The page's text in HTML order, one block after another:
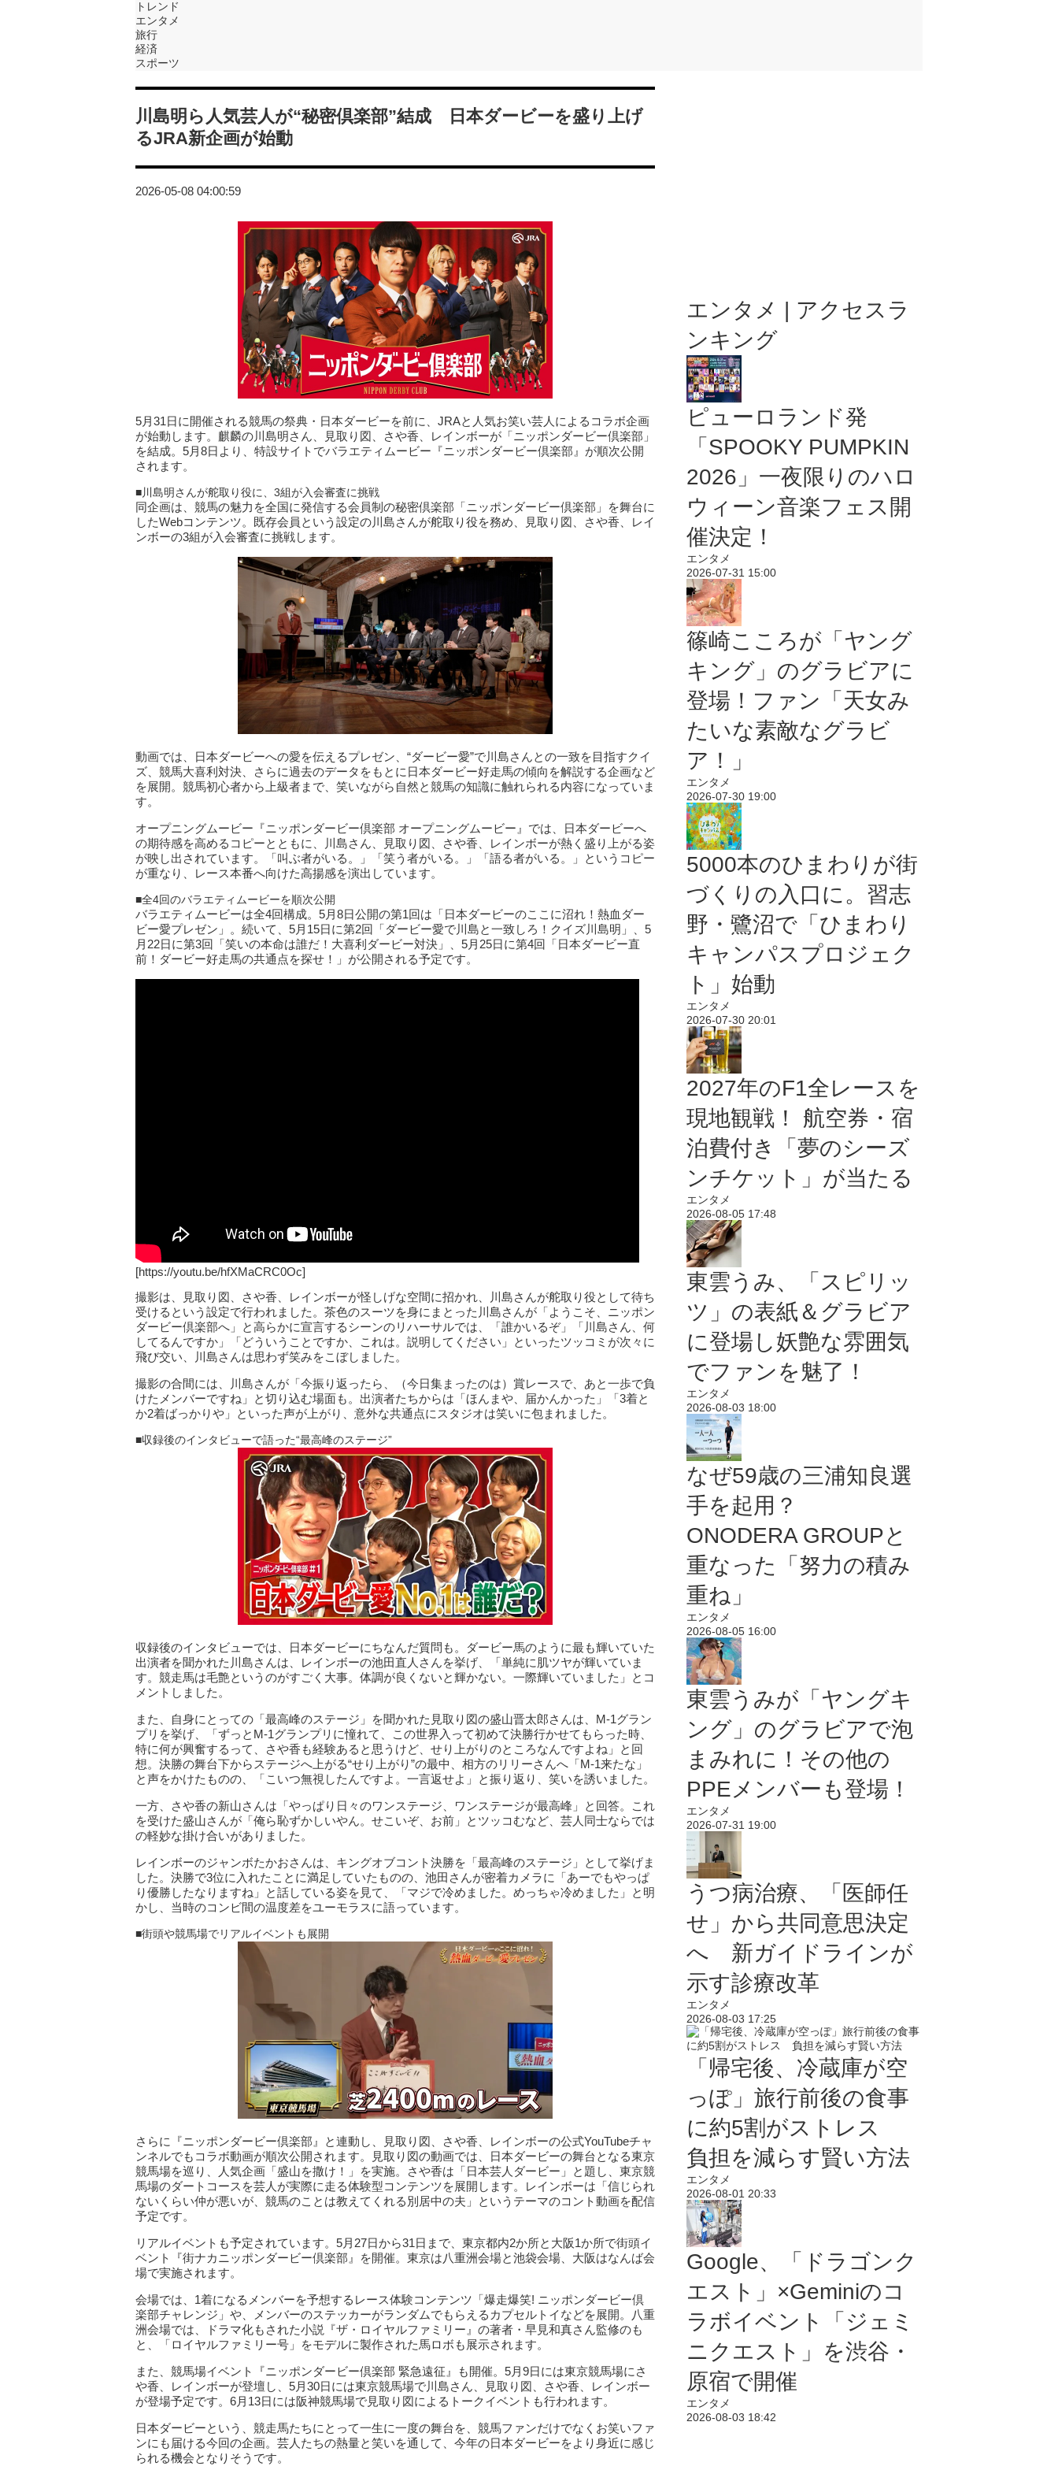
トレンド
エンタメ
旅行
経済
スポーツ
川島明ら人気芸人が“秘密倶楽部”結成 日本ダービーを盛り上げ
るJRA新企画が始動
2026-05-08 04:00:59
5月31日に開催される競馬の祭典・日本ダービーを前に、JRAと人気お笑い芸人によるコラボ企画
が始動します。麒麟の川島明さん、見取り図、さや香、レインボーが「ニッポンダービー倶楽部」
を結成。5月8日より、特設サイトでバラエティムービー『ニッポンダービー倶楽部』が順次公開
されます。
■川島明さんが舵取り役に、3組が入会審査に挑戦
同企画は、競馬の魅力を全国に発信する会員制の秘密倶楽部「ニッポンダービー倶楽部」を舞台に
したWebコンテンツ。既存会員という設定の川島さんが舵取り役を務め、見取り図、さや香、レイ
ンボーの3組が入会審査に挑戦します。
動画では、日本ダービーへの愛を伝えるプレゼン、“ダービー愛”で川島さんとの一致を目指すクイ
ズ、競馬大喜利対決、さらに過去のデータをもとに日本ダービー好走馬の傾向を解説する企画など
を展開。競馬初心者から上級者まで、笑いながら自然と競馬の知識に触れられる内容になっていま
す。
オープニングムービー『ニッポンダービー倶楽部 オープニングムービー』では、日本ダービーへ
の期待感を高めるコピーとともに、川島さん、見取り図、さや香、レインボーが熱く盛り上がる姿
が映し出されています。「叫ぶ者がいる。」「笑う者がいる。」「語る者がいる。」というコピー
が重なり、レース本番へ向けた高揚感を演出しています。
■全4回のバラエティムービーを順次公開
バラエティムービーは全4回構成。5月8日公開の第1回は「日本ダービーのここに沼れ！熱血ダー
ビー愛プレゼン」。続いて、5月15日に第2回「ダービー愛で川島と一致しろ！クイズ川島明」、5
月22日に第3回「笑いの本命は誰だ！大喜利ダービー対決」、5月25日に第4回「日本ダービー直
前！ダービー好走馬の共通点を探せ！」が公開される予定です。
[https://youtu.be/hfXMaCRC0Oc]
撮影は、見取り図、さや香、レインボーが怪しげな空間に招かれ、川島さんが舵取り役として待ち
受けるという設定で行われました。茶色のスーツを身にまとった川島さんが「ようこそ、ニッポン
ダービー倶楽部へ」と高らかに宣言するシーンのリハーサルでは、「誰かいるぞ」「川島さん、何
してるんですか」「どういうことですか、これは。説明してください」といったツッコミが次々に
飛び交い、川島さんは思わず笑みをこぼしました。
撮影の合間には、川島さんが「今振り返ったら、（今日集まったのは）賞レースで、あと一歩で負
けたメンバーですね」と切り込む場面も。出演者たちからは「ほんまや、届かんかった」「3着と
か2着ばっかりや」といった声が上がり、意外な共通点にスタジオは笑いに包まれました。
■収録後のインタビューで語った“最高峰のステージ”
収録後のインタビューでは、日本ダービーにちなんだ質問も。ダービー馬のように最も輝いていた
出演者を聞かれた川島さんは、レインボーの池田直人さんを挙げ、「単純に肌ツヤが輝いていま
す。競走馬は毛艶というのがすごく大事。体調が良くないと輝かない。一際輝いていました」とコ
メントしました。
また、自身にとっての「最高峰のステージ」を聞かれた見取り図の盛山晋太郎さんは、M-1グラン
プリを挙げ、「ずっとM-1グランプリに憧れて、この世界入って初めて決勝行かせてもらった時、
特に何が興奮するって、さや香も経験あると思うけど、せり上がりのところなんですよね」と回
想。決勝の舞台下からステージへ上がる“せり上がり”の最中、相方のリリーさんへ「M-1来たな」
と声をかけたものの、「こいつ無視したんですよ。一言返せよ」と振り返り、笑いを誘いました。
一方、さや香の新山さんは「やっぱり日々のワンステージ、ワンステージが最高峰」と回答。これ
を受けた盛山さんが「俺ら恥ずかしいやん。せこいぞ、お前」とツッコむなど、芸人同士ならでは
の軽妙な掛け合いがありました。
レインボーのジャンボたかおさんは、キングオブコント決勝を「最高峰のステージ」として挙げま
した。決勝で3位に入れたことに満足していたものの、池田さんが密着カメラに「あーでもやっぱ
り優勝したなりますね」と話している姿を見て、「マジで冷めました。めっちゃ冷めました」と明
かし、当時のコンビ間の温度差をユーモラスに語っています。
■街頭や競馬場でリアルイベントも展開
さらに『ニッポンダービー倶楽部』と連動し、見取り図、さや香、レインボーの公式YouTubeチャ
ンネルでもコラボ動画が順次公開されます。見取り図の動画では、日本ダービーの舞台となる東京
競馬場を巡り、人気企画「盛山を撒け！」を実施。さや香は「日本芸人ダービー」と題し、東京競
馬場のダートコースを芸人が実際に走る体験型コンテンツを展開します。レインボーは「信じられ
ないくらい仲が悪いが、競馬のことは教えてくれる別居中の夫」というテーマのコント動画を配信
予定です。
リアルイベントも予定されています。5月27日から31日まで、東京都内2か所と大阪1か所で街頭イ
ベント『街ナカニッポンダービー倶楽部』を開催。東京は八重洲会場と池袋会場、大阪はなんば会
場で実施されます。
会場では、1着になるメンバーを予想するレース体験コンテンツ「爆走爆笑! ニッポンダービー倶
楽部チャレンジ」や、メンバーのステッカーがランダムでもらえるカプセルトイなどを展開。八重
洲会場では、ドラマ化もされた小説『ザ・ロイヤルファミリー』の著者・早見和真さん監修のも
と、「ロイヤルファミリー号」をモデルに製作された馬ロボも展示されます。
また、競馬場イベント『ニッポンダービー倶楽部 緊急遠征』も開催。5月9日には東京競馬場にさ
や香、レインボーが登壇し、5月30日には東京競馬場で川島さん、見取り図、さや香、レインボー
が登場予定です。6月13日には阪神競馬場で見取り図によるトークイベントも行われます。
日本ダービーという、競走馬たちにとって一生に一度の舞台を、競馬ファンだけでなくお笑いファ
ンにも届ける今回の企画。芸人たちの熱量と笑いを通して、今年の日本ダービーをより身近に感じ
られる機会となりそうです。
エンタメ | アクセスラ
ンキング
ピューロランド発
「SPOOKY PUMPKIN
2026」一夜限りのハロ
ウィーン音楽フェス開
催決定！
エンタメ
2026-07-31 15:00
篠崎こころが「ヤング
キング」のグラビアに
登場！ファン「天女み
たいな素敵なグラビ
ア！」
エンタメ
2026-07-30 19:00
5000本のひまわりが街
づくりの入口に。習志
野・鷺沼で「ひまわり
キャンパスプロジェク
ト」始動
エンタメ
2026-07-30 20:01
2027年のF1全レースを
現地観戦！ 航空券・宿
泊費付き「夢のシーズ
ンチケット」が当たる
エンタメ
2026-08-05 17:48
東雲うみ、「スピリッ
ツ」の表紙＆グラビア
に登場し妖艶な雰囲気
でファンを魅了！
エンタメ
2026-08-03 18:00
なぜ59歳の三浦知良選
手を起用？
ONODERA GROUPと
重なった「努力の積み
重ね」
エンタメ
2026-08-05 16:00
東雲うみが「ヤングキ
ング」のグラビアで泡
まみれに！その他の
PPEメンバーも登場！
エンタメ
2026-07-31 19:00
うつ病治療、「医師任
せ」から共同意思決定
へ 新ガイドラインが
示す診療改革
エンタメ
2026-08-03 17:25
「帰宅後、冷蔵庫が空
っぽ」旅行前後の食事
に約5割がストレス
負担を減らす賢い方法
エンタメ
2026-08-01 20:33
Google、「ドラゴンク
エスト」×Geminiのコ
ラボイベント「ジェミ
ニクエスト」を渋谷・
原宿で開催
エンタメ
2026-08-03 18:42